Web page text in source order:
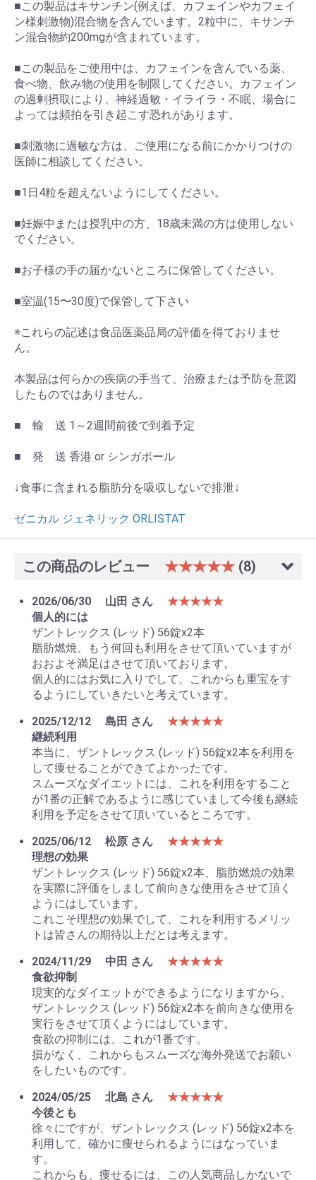
■この製品はキサンチン(例えば、カフェインやカフェイ
ン様刺激物)混合物を含んでいます。2粒中に、キサンチ
ン混合物約200mgが含まれています。
■この製品をご使用中は、カフェインを含んでいる薬、
食べ物、飲み物の使用を制限してください。カフェイン
の過剰摂取により、神経過敏・イライラ・不眠、場合に
よっては頻拍を引き起こす恐れがあります。
■刺激物に過敏な方は、ご使用になる前にかかりつけの
医師に相談してください。
■1日4粒を超えないようにしてください。
■妊娠中または授乳中の方、18歳未満の方は使用しない
でください。
■お子様の手の届かないところに保管してください。
■室温(15〜30度)で保管して下さい
※これらの記述は食品医薬品局の評価を得ておりませ
ん。
本製品は何らかの疾病の手当て、治療または予防を意図
したものではありません。
■ 輸 送 1～2週間前後で到着予定
■ 発 送 香港 or シンガポール
↓食事に含まれる脂肪分を吸収しないで排泄↓
ゼニカル ジェネリック ORLISTAT
この商品のレビュー ★★★★★ (8)
2026/06/30 山田 さん
★★★★★
個人的には
ザントレックス (レッド) 56錠x2本
脂肪燃焼、もう何回も利用をさせて頂いていますが
おおよそ満足はさせて頂いております。
個人的にはお気に入りでして、これからも重宝をす
るようにしていきたいと考えています。
2025/12/12
島田 さん
★★★★★
継続利用
本当に、ザントレックス (レッド) 56錠x2本を利用を
して痩せることができてよかったです。
スムーズなダイエットには、これを利用をすること
が1番の正解であるように感じていまして今後も継続
利用を予定をさせて頂いているところです。
2025/06/12
松原 さん
★★★★★
理想の効果
ザントレックス (レッド) 56錠x2本、脂肪燃焼の効果
を実際に評価をしまして前向きな使用をさせて頂く
ようにはしています。
これこそ理想の効果でして、これを利用するメリッ
トは皆さんの期待以上だとは考えます。
2024/11/29
中田 さん
★★★★★
食欲抑制
現実的なダイエットができるようになりますから、
ザントレックス (レッド) 56錠x2本を前向きな使用を
実行をさせて頂くようにはしています。
食欲の抑制には、これが1番です。
損がなく、これからもスムーズな海外発送でお願い
をしたいものです。
2024/05/25
北島 さん
★★★★★
今後とも
徐々にですが、ザントレックス (レッド) 56錠x2本を
利用して、確かに痩せられるようにはなっていま
す。
これからも、痩せるには、この人気商品しかないで